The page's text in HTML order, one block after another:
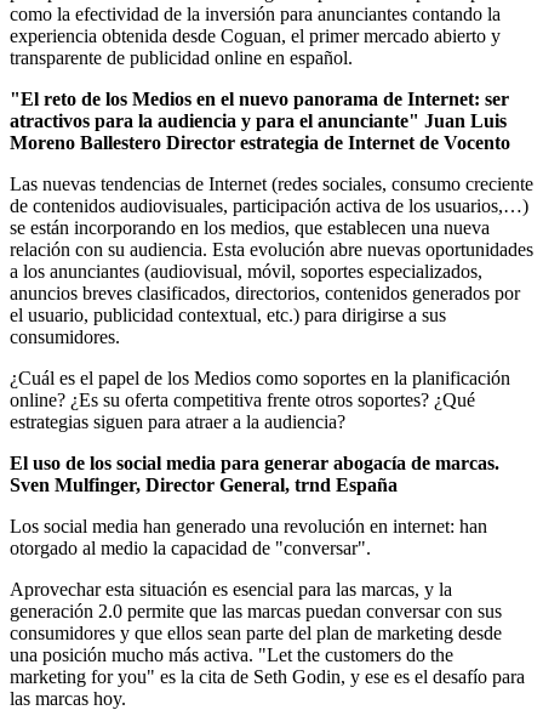
como la efectividad de la inversión para anunciantes contando la
experiencia obtenida desde Coguan, el primer mercado abierto y
transparente de publicidad online en español.
"El reto de los Medios en el nuevo panorama de Internet: ser
atractivos para la audiencia y para el anunciante" Juan Luis
Moreno Ballestero Director estrategia de Internet de Vocento
Las nuevas tendencias de Internet (redes sociales, consumo creciente
de contenidos audiovisuales, participación activa de los usuarios,…)
se están incorporando en los medios, que establecen una nueva
relación con su audiencia. Esta evolución abre nuevas oportunidades
a los anunciantes (audiovisual, móvil, soportes especializados,
anuncios breves clasificados, directorios, contenidos generados por
el usuario, publicidad contextual, etc.) para dirigirse a sus
consumidores.
¿Cuál es el papel de los Medios como soportes en la planificación
online? ¿Es su oferta competitiva frente otros soportes? ¿Qué
estrategias siguen para atraer a la audiencia?
El uso de los social media para generar abogacía de marcas.
Sven Mulfinger, Director General, trnd España
Los social media han generado una revolución en internet: han
otorgado al medio la capacidad de "conversar".
Aprovechar esta situación es esencial para las marcas, y la
generación 2.0 permite que las marcas puedan conversar con sus
consumidores y que ellos sean parte del plan de marketing desde
una posición mucho más activa. "Let the customers do the
marketing for you" es la cita de Seth Godin, y ese es el desafío para
las marcas hoy.